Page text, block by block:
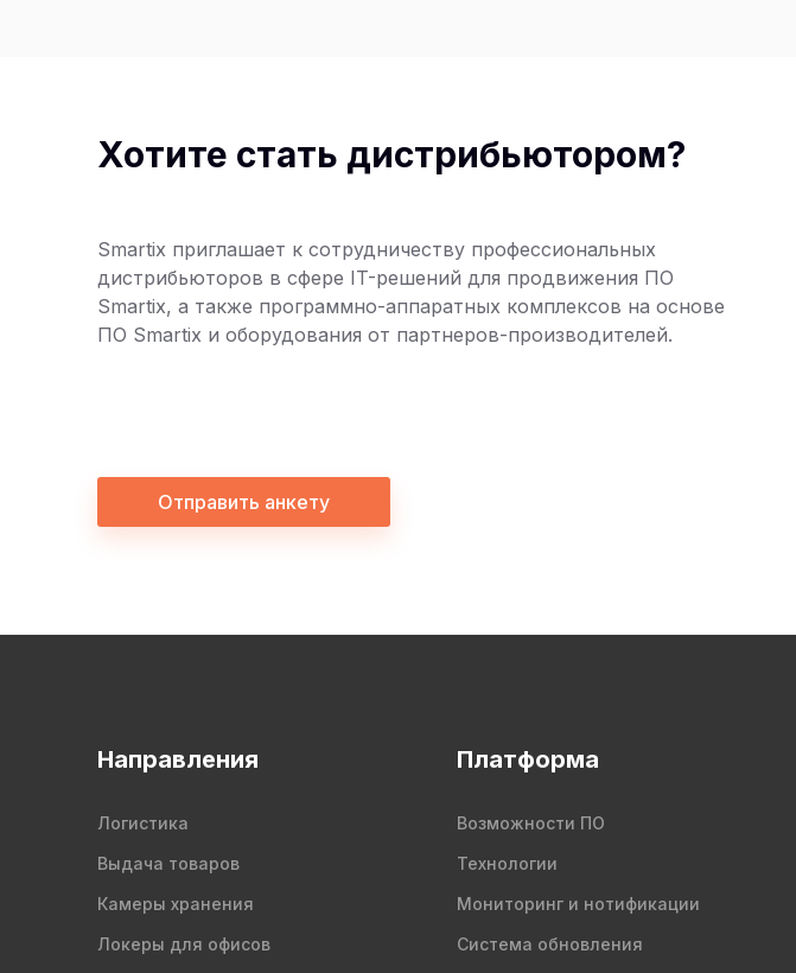
Хотите стать дистрибьютором?
Smartix приглашает к сотрудничеству профессиональных
дистрибьюторов в сфере IT-решений для продвижения ПО
Smartix, а также программно-аппаратных комплексов на основе
ПО Smartix и оборудования от партнеров-производителей.
Отправить анкету
Направления
Логистика
Выдача товаров
Камеры хранения
Локеры для офисов
Платформа
Возможности ПО
Технологии
Мониторинг и нотификации
Система обновления